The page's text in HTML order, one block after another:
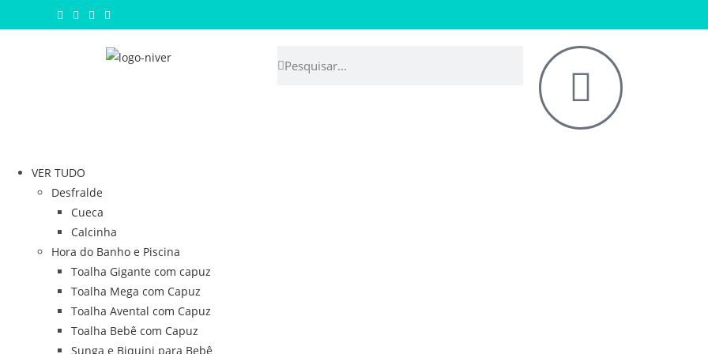
VER TUDO
Desfralde
Cueca
Calcinha
Hora do Banho e Piscina
Toalha Gigante com capuz
Toalha Mega com Capuz
Toalha Avental com Capuz
Toalha Bebê com Capuz
Sunga e Biquini para Bebê